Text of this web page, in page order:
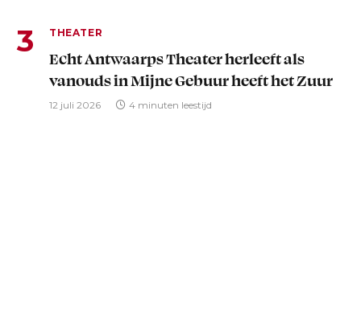
THEATER
Echt Antwaarps Theater herleeft als
vanouds in Mijne Gebuur heeft het Zuur
12 juli 2026 4 minuten leestijd